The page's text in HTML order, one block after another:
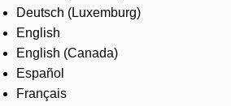
Contact us
Careers
Deutsch (Luxemburg)
English
English (Canada)
Español
Français